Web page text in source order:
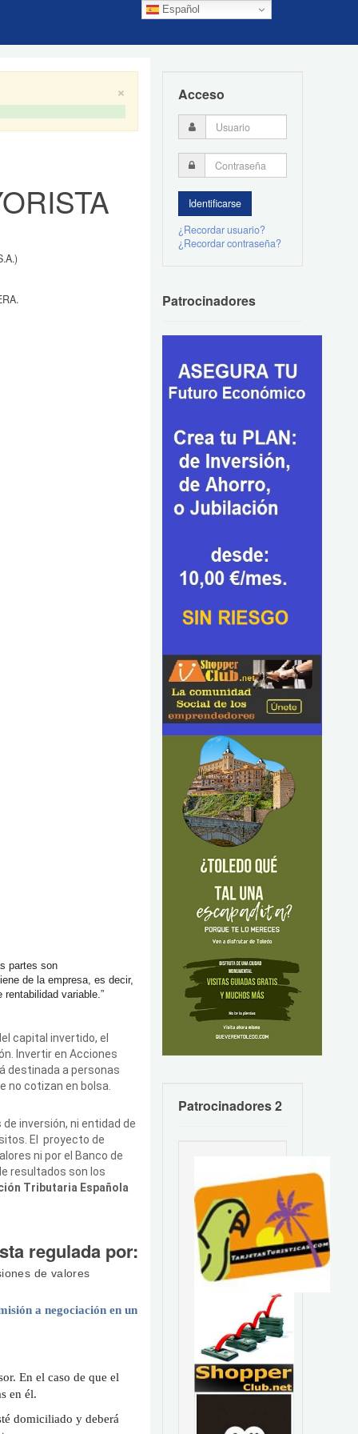
Español
×
partes son
de la empresa, es decir,
variable.”
capital invertido, el
Invertir en Acciones
destinada a personas
no cotizan en bolsa.
inversión, ni entidad de
El proyecto de
ni por el Banco de
resultados son los
Tributaria Española
regulada por:
de valores
a negociación en un
En el caso de que el
en él.
domiciliado y deberá
Acceso
¿Recordar usuario?
¿Recordar contraseña?
Patrocinadores
Patrocinadores 2